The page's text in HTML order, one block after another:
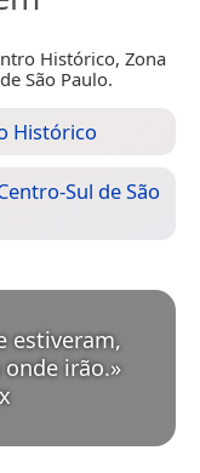
Histórico, Zona
São Paulo.
Histórico
Sul de São
estiveram,
irão.